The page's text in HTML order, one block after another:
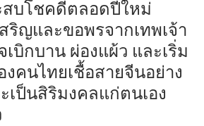
บโชคดีตลอดปีใหม่
ริญและขอพรจากเทพเจ้า
เบิกบาน ผ่องแผ้ว และเริ่ม
คนไทยเชื้อสายจีนอย่าง
ป็นสิริมงคลแก่ตนเอง